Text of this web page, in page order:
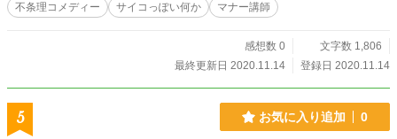
不条理コメディー サイコっぽい何か マナー講師
感想数 0
文字数 1,806
最終更新日 2020.11.14
登録日 2020.11.14
5 お気に入り追加 0